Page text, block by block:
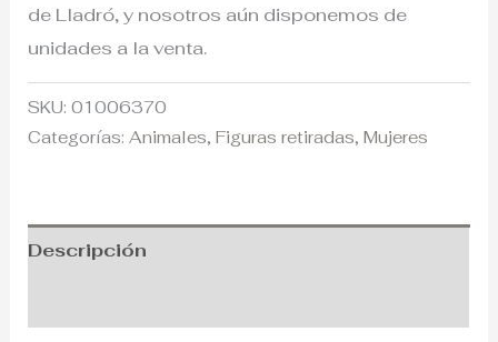
de Lladró, y nosotros aún disponemos de
unidades a la venta.
SKU:01006370
Categorías: Animales,Figuras retiradas,Mujeres
Descripción